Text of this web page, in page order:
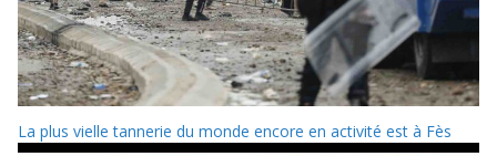
La plus vielle tannerie du monde encore en activité est à Fès